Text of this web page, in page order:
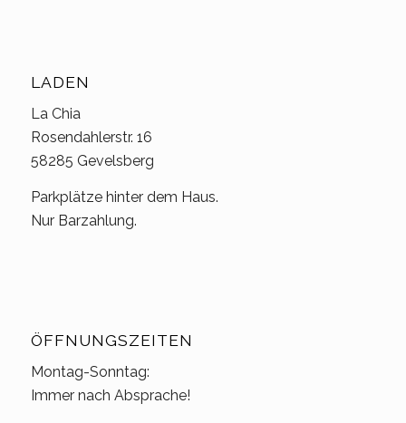
LADEN
La Chia
Rosendahlerstr. 16
58285 Gevelsberg
Parkplätze hinter dem Haus.
Nur Barzahlung.
ÖFFNUNGSZEITEN
Montag-Sonntag:
Immer nach Absprache!